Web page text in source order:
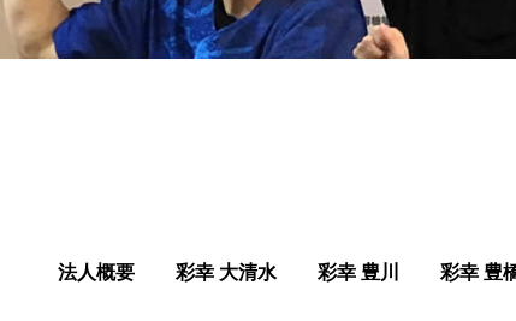
法人概要 彩幸 大清水 彩幸 豊川 彩幸 豊